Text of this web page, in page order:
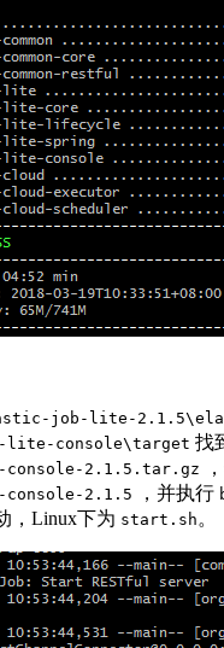
job-lite-
console\target 找
2.1.5.tar.gz
2.1.5 ，并执行
，Linux下为 start.sh 。